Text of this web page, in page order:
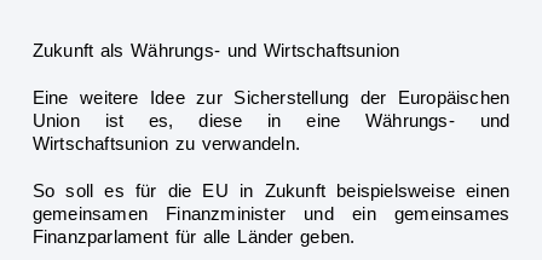
Zukunft als Währungs- und Wirtschaftsunion
Eine weitere Idee zur Sicherstellung der Europäischen
Union ist es, diese in eine Währungs- und
Wirtschaftsunion zu verwandeln.
So soll es für die EU in Zukunft beispielsweise einen
gemeinsamen Finanzminister und ein gemeinsames
Finanzparlament für alle Länder geben.